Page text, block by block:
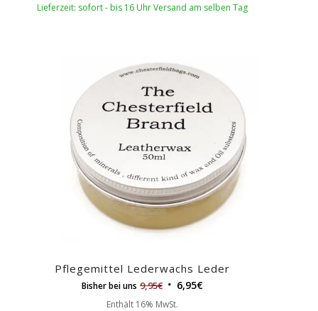
Lieferzeit: sofort - bis 16 Uhr Versand am selben Tag
Pflegemittel Lederwachs Leder
Bisher bei uns 9,95€ 6,95€
Enthält 16% MwSt.